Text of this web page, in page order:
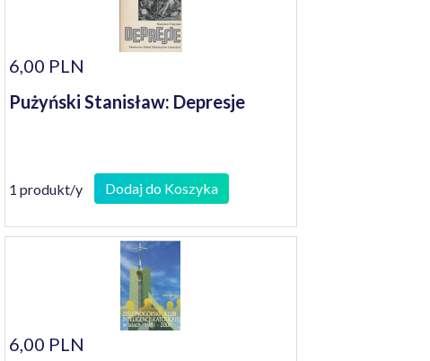
6,00 PLN
Pużyński Stanisław: Depresje
1 produkt/y Dodaj do Koszyka
6,00 PLN